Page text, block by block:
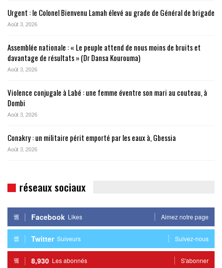
Urgent : le Colonel Bienvenu Lamah élevé au grade de Général de brigade
Août 3, 2026
Assemblée nationale : « Le peuple attend de nous moins de bruits et
davantage de résultats » (Dr Dansa Kourouma)
Août 3, 2026
Violence conjugale à Labé : une femme éventre son mari au couteau, à
Dombi
Août 3, 2026
Conakry : un militaire périt emporté par les eaux à, Gbessia
Août 3, 2026
réseaux sociaux
Facebook Likes Aimez notre page
Twitter Suiveurs Suivez-nous
8,930 Les abonnés S'abonner